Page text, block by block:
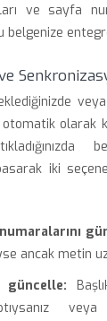
ve sayfa
veya
olarak
iki
ancak metin